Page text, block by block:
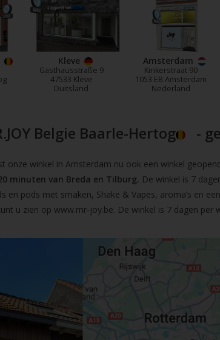
Kleve
Gasthausstraße 9
47533 Kleve
Duitsland
Amsterdam
Kinkerstraat 90
1053 EB Amsterdam
Nederland
Belgie Baarle-Hertog -
winkel in Amsterdam nu ook een winkel
minuten van Breda en Tilburg. De winkel is 7
en pods met smaken, Shake & Vapes, aroma’s en
u zien op www.mr-joy.be. De winkel is 7 dagen per